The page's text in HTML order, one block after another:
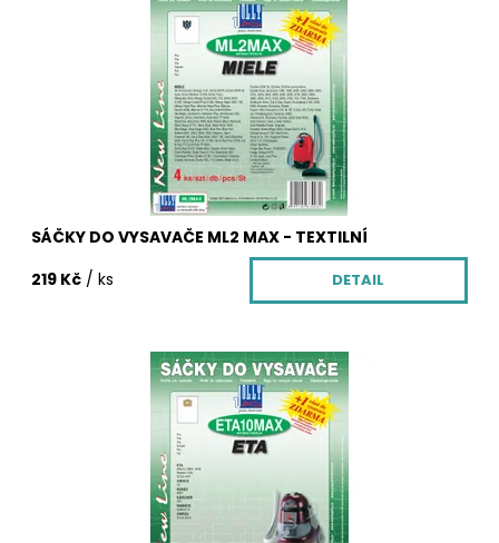
Sáčky do vysavače z netkané textilie ML2 MAX. Balení
obsahuje 4 ks textilních sáčků ML2 MAX, vůni do
vysavače zdarma, která krásně provoní Váš byt.
Skladem
3282/CLA
SÁČKY DO VYSAVAČE ML2 MAX - TEXTILNÍ
219 Kč / ks DETAIL
Sáčky do vysavače z netkané textilie ETA10 MAX. Balení
obsahuje 4 ks textilních sáčků ETA10 MAX, vůni do
vysavače zdarma, která krásně provoní Váš
byt, mikrofiltr pro Váš vysavač.
Skladem
3165/CLA